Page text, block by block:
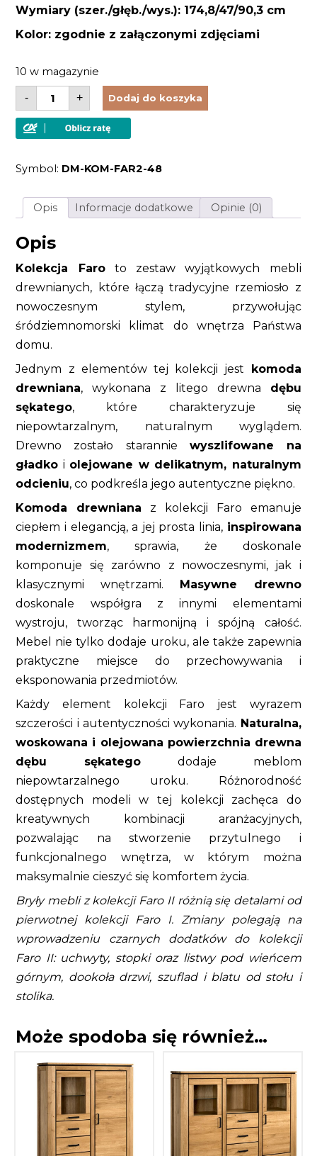
Wymiary (szer./głęb./wys.): 174,8/47/90,3 cm
Kolor: zgodnie z załączonymi zdjęciami
10 w magazynie
-
ilość
Komoda
drewniana
lite
drewno
olej
+ Dodaj do koszyka
Symbol: DM-KOM-FAR2-48
Opis Informacje dodatkowe Opinie (0)
Opis
Kolekcja Faroto zestaw wyjątkowych mebli
drewnianych, które łączą tradycyjne rzemiosło z
nowoczesnym stylem, przywołując
śródziemnomorski klimat do wnętrza Państwa
domu.
Jednym z elementów tej kolekcji jest
komoda
drewniana, wykonana z litego drewna dębu
sękatego, które charakteryzuje się
niepowtarzalnym, naturalnym wyglądem.
Drewno zostało starannie wyszlifowane na
gładko i olejowane w delikatnym, naturalnym
odcieniu, co podkreśla jego autentyczne piękno.
Komoda drewniana z kolekcji Faro emanuje
ciepłem i elegancją, a jej prosta linia, inspirowana
modernizmem, sprawia, że doskonale
komponuje się zarówno z nowoczesnymi, jak i
klasycznymi wnętrzami.
Masywne drewno
doskonale współgra z innymi elementami
wystroju, tworząc harmonijną i spójną całość.
Mebel nie tylko dodaje uroku, ale także zapewnia
praktyczne miejsce do przechowywania i
eksponowania przedmiotów.
Każdy element kolekcji Faro jest wyrazem
szczerości i autentyczności wykonania. Naturalna,
woskowana i olejowana powierzchnia drewna
dębu sękatego dodaje meblom
niepowtarzalnego uroku. Różnorodność
dostępnych modeli w tej kolekcji zachęca do
kreatywnych kombinacji aranżacyjnych,
pozwalając na stworzenie przytulnego i
funkcjonalnego wnętrza, w którym można
maksymalnie cieszyć się komfortem życia.
Bryły mebli z kolekcji Faro II różnią się detalami od
pierwotnej kolekcji Faro I. Zmiany polegają na
wprowadzeniu czarnych dodatków do kolekcji
Faro II: uchwyty, stopki oraz listwy pod wieńcem
górnym, dookoła drzwi, szuflad i blatu od stołu i
stolika.
Może spodoba się również…